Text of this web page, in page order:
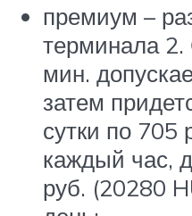
премиум –
терминала
мин.
затем
сутки по 705
каждый час,
руб. (20280